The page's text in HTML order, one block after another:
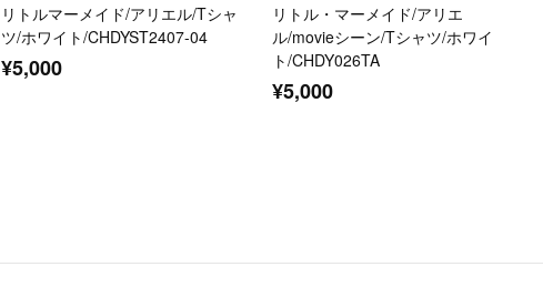
リトルマーメイド/アリエル/Tシャ
ツ/ホワイト/CHDYST2407-04
¥5,000
リトル・マーメイド/アリエ
ル/movieシーン/Tシャツ/ホワイ
ト/CHDY026TA
¥5,000